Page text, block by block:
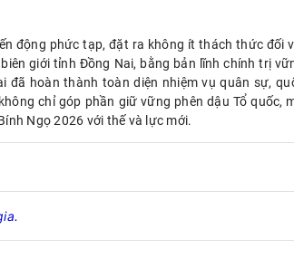
động phức tạp, đặt ra không ít thách thức đối
giới tỉnh Đồng Nai, bằng bản lĩnh chính trị
đã hoàn thành toàn diện nhiệm vụ quân sự,
chỉ góp phần giữ vững phên dậu Tổ quốc,
Ngọ 2026 với thế và lực mới.